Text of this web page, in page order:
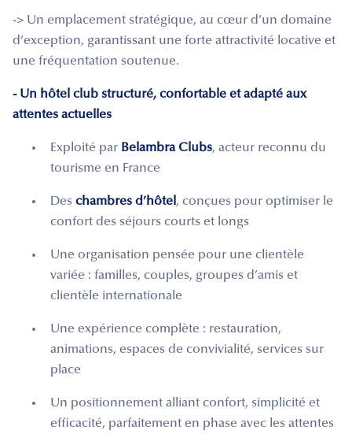
-> Un emplacement stratégique, au cœur d’un domaine
d’exception, garantissant une forte attractivité locative et
une fréquentation soutenue.
- Un hôtel club structuré, confortable et adapté aux
attentes actuelles
Exploité par Belambra Clubs, acteur reconnu du
tourisme en France
Des chambres d’hôtel, conçues pour optimiser le
confort des séjours courts et longs
Une organisation pensée pour une clientèle
variée : familles, couples, groupes d’amis et
clientèle internationale
Une expérience complète : restauration,
animations, espaces de convivialité, services sur
place
Un positionnement alliant confort, simplicité et
efficacité, parfaitement en phase avec les attentes